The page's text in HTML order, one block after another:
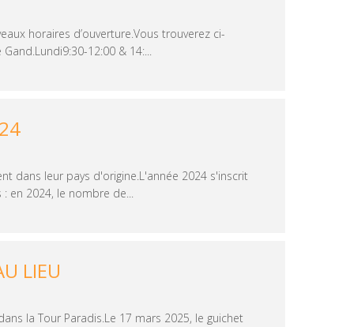
horaires d’ouverture.Vous trouverez ci-
12:00 & 14:...
dans leur pays d'origine.L'année 2024 s'inscrit
en 2024, le nombre de...
LIEU
la Tour Paradis.Le 17 mars 2025, le guichet